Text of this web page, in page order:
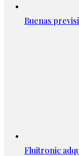
Buenas
Fluitronic